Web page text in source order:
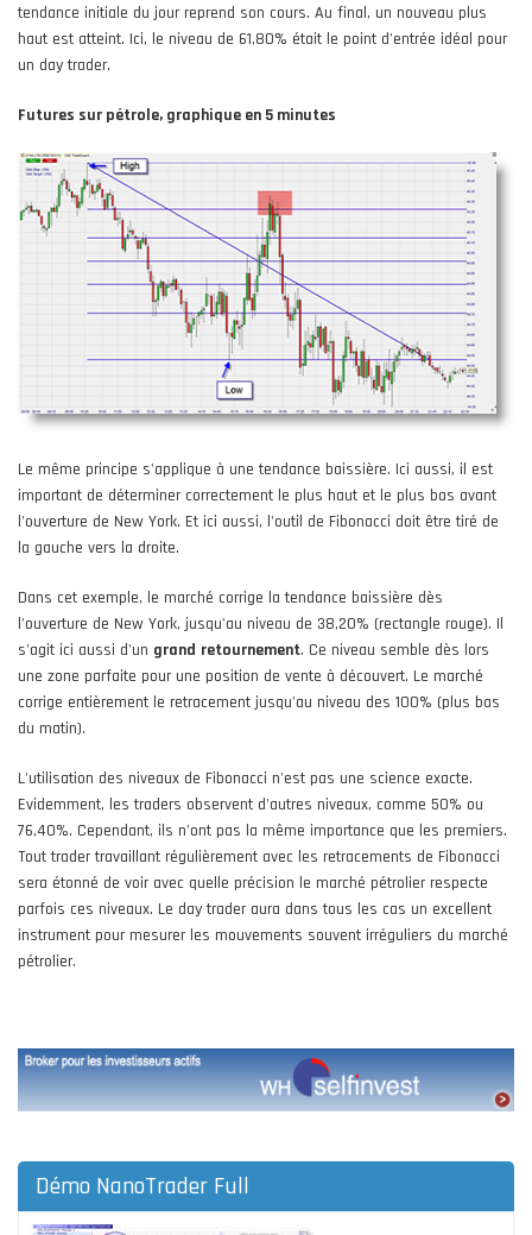
tendance initiale du jour reprend son cours. Au final, un nouveau plus
haut est atteint. Ici, le niveau de 61,80% était le point d'entrée idéal pour
un day trader.
Futures sur pétrole, graphique en 5 minutes
Le même principe s'applique à une tendance baissière. Ici aussi, il est
important de déterminer correctement le plus haut et le plus bas avant
l'ouverture de New York. Et ici aussi, l'outil de Fibonacci doit être tiré de
la gauche vers la droite.
Dans cet exemple, le marché corrige la tendance baissière dès
l'ouverture de New York, jusqu'au niveau de 38,20% (rectangle rouge). Il
s'agit ici aussi d'un grand retournement. Ce niveau semble dès lors
une zone parfaite pour une position de vente à découvert. Le marché
corrige entièrement le retracement jusqu'au niveau des 100% (plus bas
du matin).
L'utilisation des niveaux de Fibonacci n'est pas une science exacte.
Evidemment, les traders observent d'autres niveaux, comme 50% ou
76,40%. Cependant, ils n'ont pas la même importance que les premiers.
Tout trader travaillant régulièrement avec les retracements de Fibonacci
sera étonné de voir avec quelle précision le marché pétrolier respecte
parfois ces niveaux. Le day trader aura dans tous les cas un excellent
instrument pour mesurer les mouvements souvent irréguliers du marché
pétrolier.
Démo NanoTrader Full